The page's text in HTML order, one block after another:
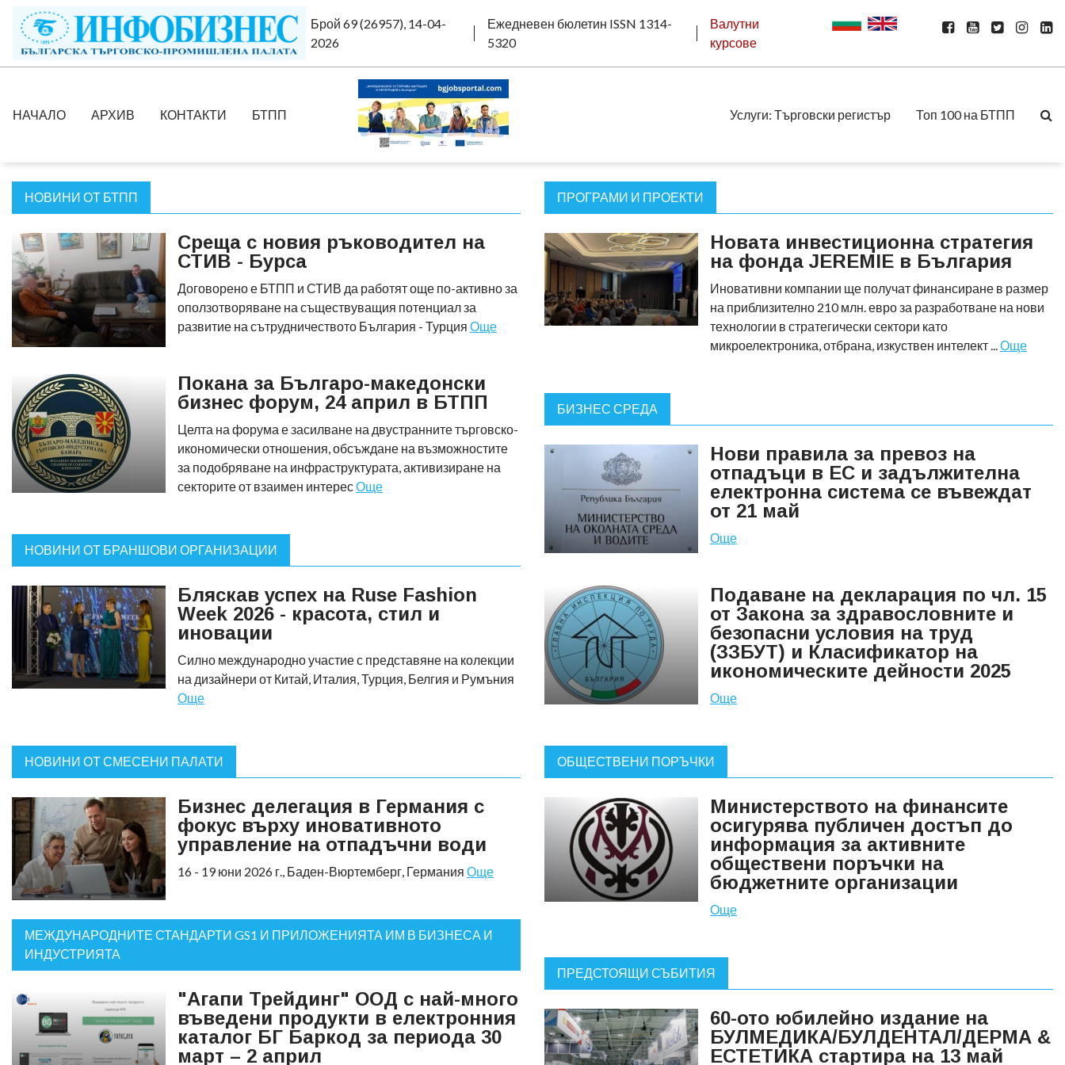
Брой 69 (26957), 14-04-
2026
Ежедневен бюлетин ISSN 1314-
5320
Валутни
курсове
НАЧАЛО АРХИВ КОНТАКТИ БТПП Услуги: Търговски регистър Топ 100 на БТПП
НОВИНИ ОТ БТПП
Среща с новия ръководител на
СТИВ - Бурса
Договорено е БТПП и СТИВ да работят още по-активно за
оползотворяване на съществуващия потенциал за
развитие на сътрудничеството България - Турция Още
Покана за Българо-македонски
бизнес форум, 24 април в БТПП
Целта на форума е засилване на двустранните търговско-
икономически отношения, обсъждане на възможностите
за подобряване на инфраструктурата, активизиране на
секторите от взаимен интересОще
НОВИНИ ОТ БРАНШОВИ ОРГАНИЗАЦИИ
Бляскав успех на Ruse Fashion
Week 2026 - красота, стил и
иновации
Силно международно участие с представяне на колекции
на дизайнери от Китай, Италия, Турция, Белгия и Румъния
Още
НОВИНИ ОТ СМЕСЕНИ ПАЛАТИ
Бизнес делегация в Германия с
фокус върху иновативното
управление на отпадъчни води
16 - 19 юни 2026 г., Баден-Вюртемберг, Германия Още
МЕЖДУНАРОДНИТЕ СТАНДАРТИ GS1 И ПРИЛОЖЕНИЯТА ИМ В БИЗНЕСА И
ИНДУСТРИЯТА
"Агапи Трейдинг" ООД с най-много
въведени продукти в електронния
каталог БГ Баркод за периода 30
март – 2 април
ПРОГРАМИ И ПРОЕКТИ
Новата инвестиционна стратегия
на фонда JEREMIE в България
Иновативни компании ще получат финансиране в размер
на приблизително 210 млн. евро за разработване на нови
технологии в стратегически сектори като
микроелектроника, отбрана, изкуствен интелект ...Още
БИЗНЕС СРЕДА
Нови правила за превоз на
отпадъци в ЕС и задължителна
електронна система се въвеждат
от 21 май
Още
Подаване на декларация по чл. 15
от Закона за здравословните и
безопасни условия на труд
(ЗЗБУТ) и Класификатор на
икономическите дейности 2025
Още
ОБЩЕСТВЕНИ ПОРЪЧКИ
Министерството на финансите
осигурява публичен достъп до
информация за активните
обществени поръчки на
бюджетните организации
Още
ПРЕДСТОЯЩИ СЪБИТИЯ
60-ото юбилейно издание на
БУЛМЕДИКА/БУЛДЕНТАЛ/ДЕРМА &
ЕСТЕТИКА стартира на 13 май